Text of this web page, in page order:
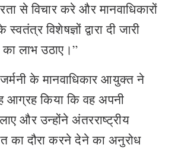
से विचार करे और मानवाधिकारों
विशेषज्ञों द्वारा दी जारी
लाभ उठाए।”
के मानवाधिकार आयुक्त ने
आग्रह किया कि वह अपनी
और उन्होंने अंतरराष्ट्रीय
का दौरा करने देने का अनुरोध